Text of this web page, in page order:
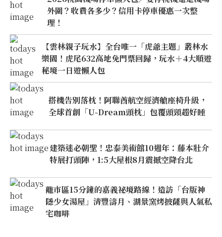
外圍？收費各多少？信用卡停車優惠一次整
理！
【雲林親子玩水】全台唯一「虎爺主題」叢林水
樂園！虎尾632高地免門票回歸，玩水＋4大順遊
秘境一日遊懶人包
搭機告別落枕！阿聯酋航空經濟艙座椅升級，
全球首創「U-Dream頭枕」包覆頭頸超好睡
建築迷必朝聖！忠泰美術館10週年：藤本壯介
特展打頭陣，1:5大屋根8月震撼空降台北
離市區15分鐘的嘉義祕境路線！造訪「台版神
隱少女湯屋」清豐濤月、湖景窯烤披薩與人氣私
宅咖啡